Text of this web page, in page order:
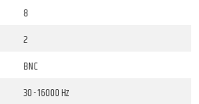
8
2
BNC
30 - 16000 Hz